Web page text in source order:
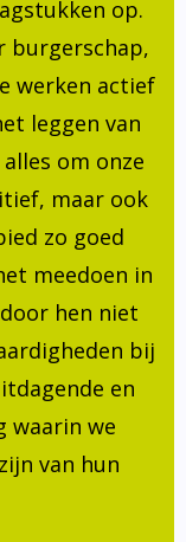
op.
burgerschap,
werken actief
leggen van
om onze
maar ook
zo goed
meedoen in
hen niet
bij
en
waarin we
van hun